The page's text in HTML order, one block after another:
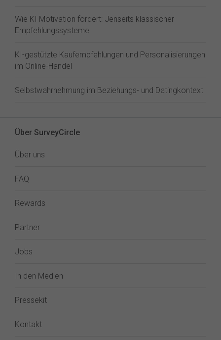
Wie KI Motivation fördert: Jenseits klassischer
Empfehlungssysteme
KI-gestützte Kaufempfehlungen und Personalisierungen
im Online-Handel
Selbstwahrnehmung im Beziehungs- und Datingkontext
Über SurveyCircle
Über uns
FAQ
Rewards
Partner
Jobs
In den Medien
Pressekit
Kontakt